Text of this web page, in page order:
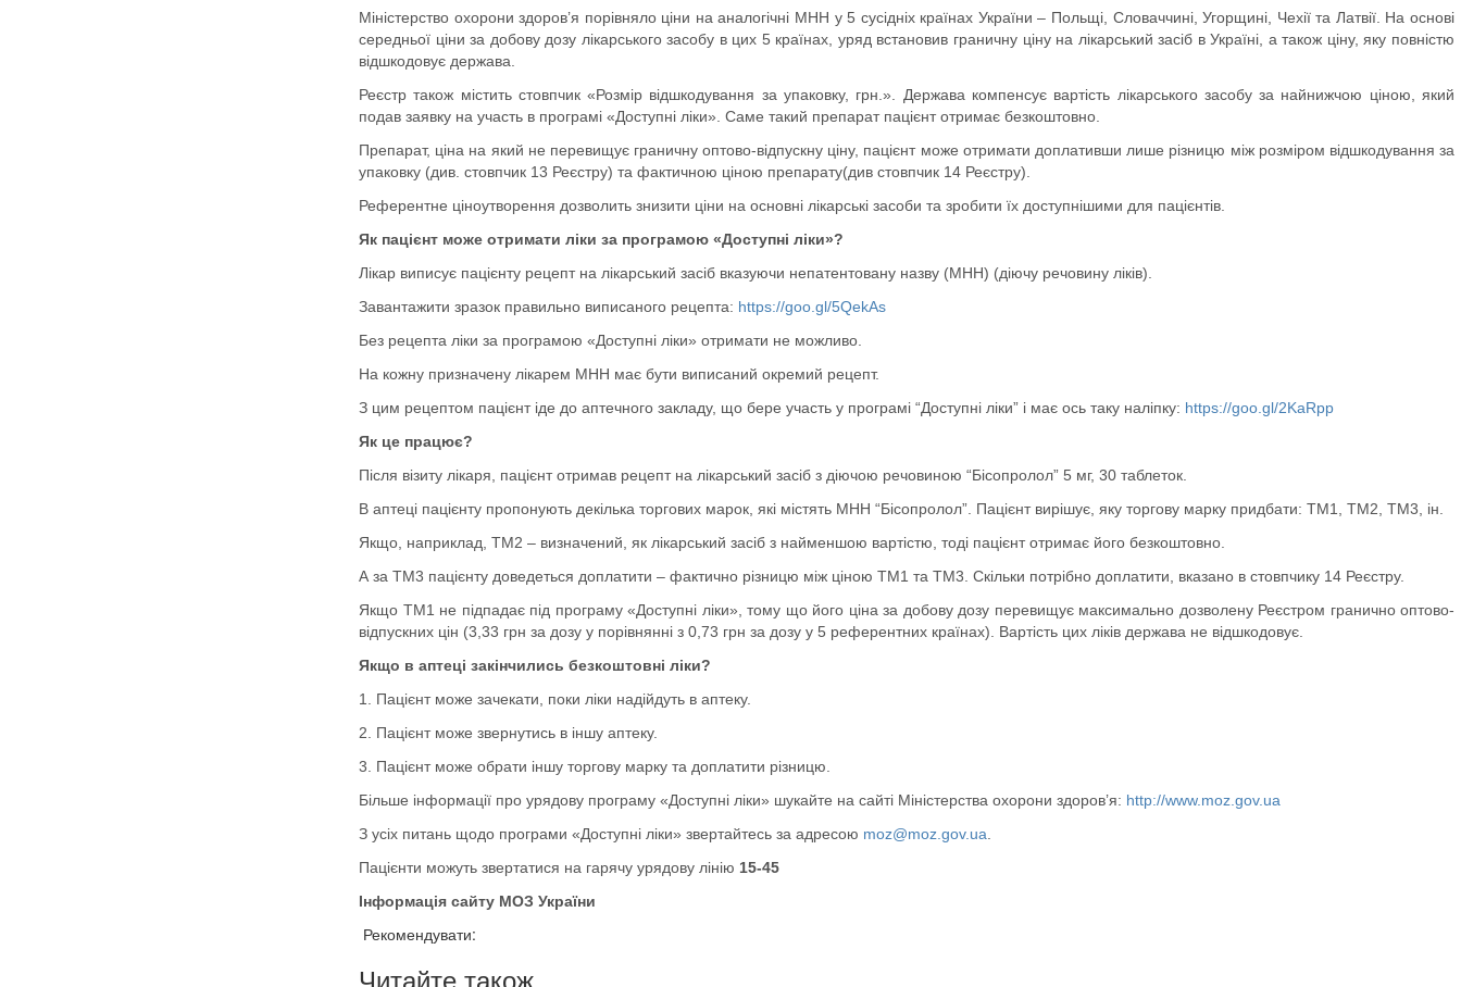
Міністерство охорони здоров’я порівняло ціни на аналогічні МНН у 5 сусідніх країнах України – Польщі, Словаччині, Угорщині, Чехії та Латвії. На основі
середньої ціни за добову дозу лікарського засобу в цих 5 країнах, уряд встановив граничну ціну на лікарський засіб в Україні, а також ціну, яку повністю
відшкодовує держава.
Реєстр також містить стовпчик «Розмір відшкодування за упаковку, грн.». Держава компенсує вартість лікарського засобу за найнижчою ціною, який
подав заявку на участь в програмі «Доступні ліки». Саме такий препарат пацієнт отримає безкоштовно.
Препарат, ціна на який не перевищує граничну оптово-відпускну ціну, пацієнт може отримати доплативши лише різницю між розміром відшкодування за
упаковку (див. стовпчик 13 Реєстру) та фактичною ціною препарату(див стовпчик 14 Реєстру).
Референтне ціноутворення дозволить знизити ціни на основні лікарські засоби та зробити їх доступнішими для пацієнтів.
Як пацієнт може отримати ліки за програмою «Доступні ліки»?
Лікар виписує пацієнту рецепт на лікарський засіб вказуючи непатентовану назву (МНН) (діючу речовину ліків).
Завантажити зразок правильно виписаного рецепта: https://goo.gl/5QekAs
Без рецепта ліки за програмою «Доступні ліки» отримати не можливо.
На кожну призначену лікарем МНН має бути виписаний окремий рецепт.
З цим рецептом пацієнт іде до аптечного закладу, що бере участь у програмі “Доступні ліки” і має ось таку наліпку: https://goo.gl/2KaRpp
Як це працює?
Після візиту лікаря, пацієнт отримав рецепт на лікарський засіб з діючою речовиною “Бісопролол” 5 мг, 30 таблеток.
В аптеці пацієнту пропонують декілька торгових марок, які містять МНН “Бісопролол”. Пацієнт вирішує, яку торгову марку придбати: ТМ1, ТМ2, ТМ3, ін.
Якщо, наприклад, ТМ2 – визначений, як лікарський засіб з найменшою вартістю, тоді пацієнт отримає його безкоштовно.
А за ТМ3 пацієнту доведеться доплатити – фактично різницю між ціною ТМ1 та ТМ3. Скільки потрібно доплатити, вказано в стовпчику 14 Реєстру.
Якщо ТМ1 не підпадає під програму «Доступні ліки», тому що його ціна за добову дозу перевищує максимально дозволену Реєстром гранично оптово-
відпускних цін (3,33 грн за дозу у порівнянні з 0,73 грн за дозу у 5 референтних країнах). Вартість цих ліків держава не відшкодовує.
Якщо в аптеці закінчились безкоштовні ліки?
1. Пацієнт може зачекати, поки ліки надійдуть в аптеку.
2. Пацієнт може звернутись в іншу аптеку.
3. Пацієнт може обрати іншу торгову марку та доплатити різницю.
Більше інформації про урядову програму «Доступні ліки» шукайте на сайті Міністерства охорони здоров’я: http://www.moz.gov.ua
З усіх питань щодо програми «Доступні ліки» звертайтесь за адресою moz@moz.gov.ua
Пацієнти можуть звертатися на гарячу урядову лінію 15-45
Інформація сайту МОЗ України
Рекомендувати:
Читайте також